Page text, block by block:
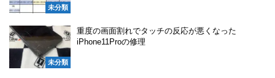
未分類
未分類
重度の画面割れでタッチの反応が悪くなった
iPhone11Proの修理